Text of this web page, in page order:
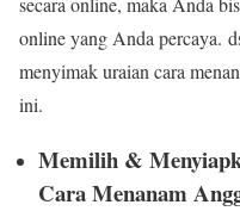
online yang Anda percaya.
menyimak uraian cara
ini.
Memilih &
Cara Menanam